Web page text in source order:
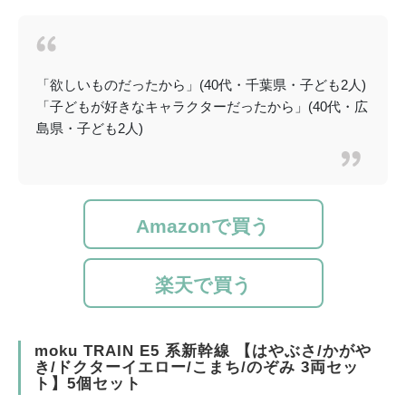
「欲しいものだったから」(40代・千葉県・子ども2人)
「子どもが好きなキャラクターだったから」(40代・広
島県・子ども2人)
Amazonで買う
楽天で買う
moku TRAIN E5 系新幹線 【はやぶさ/かがや
き/ドクターイエロー/こまち/のぞみ 3両セッ
ト】5個セット